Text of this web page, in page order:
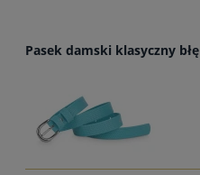
Pasek damski klasyczny